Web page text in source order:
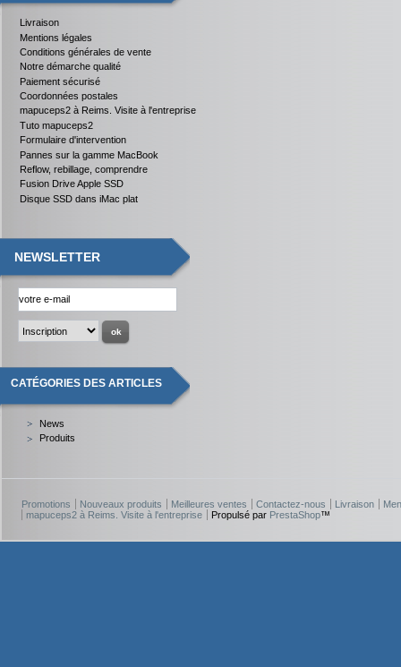
Livraison
Mentions légales
Conditions générales de vente
Notre démarche qualité
Paiement sécurisé
Coordonnées postales
mapuceps2 à Reims. Visite à l'entreprise
Tuto mapuceps2
Formulaire d'intervention
Pannes sur la gamme MacBook
Reflow, rebillage, comprendre
Fusion Drive Apple SSD
Disque SSD dans iMac plat
NEWSLETTER
CATÉGORIES DES ARTICLES
News
Produits
Promotions Nouveaux produits Meilleures ventes Contactez-nous Livraison
mapuceps2 à Reims. Visite à l'entreprise
Propulsé par PrestaShop™